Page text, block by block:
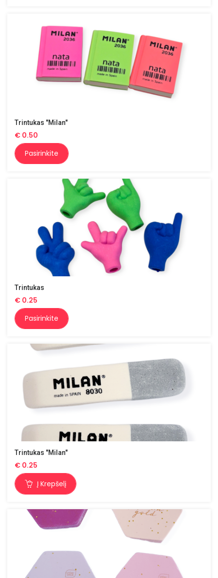
Trintukas "Milan"
€ 0.50
Pasirinkite
Trintukas
€ 0.25
Pasirinkite
Trintukas "Milan"
€ 0.25
Į Krepšelį